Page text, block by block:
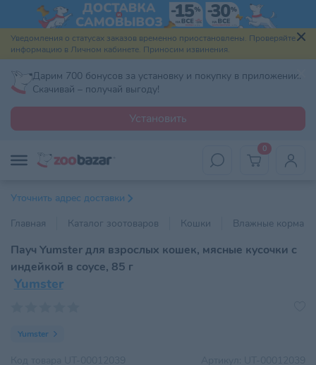
Уведомления о статусах заказов временно приостановлены. Проверяйте
информацию в Личном кабинете. Приносим извинения.
Дарим 700 бонусов за установку и покупку в приложении.
Скачивай – получай выгоду!
Установить
0
Уточнить адрес доставки
Главная
Каталог зоотоваров Кошки Влажные корма
Пауч Yumster для взрослых кошек, мясные кусочки с
индейкой в соусе, 85 г
Yumster
Yumster